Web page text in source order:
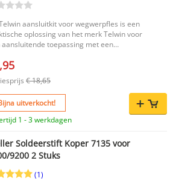
en intensief gebruik. Een
dakbrander voor wie zoekt naar
werken met een sterke, stabiele vlam.
aansluitkit voor wegwerpfles is een
oplossing van het merk Telwin voor
aansluitende toepassing met een
voor wie op zoek is naar een passend
binnen het Telwin-assortiment.
voordelen Origineel product van
Geschikt als aansluitkit voor
Handige en doelgerichte oplossing
Productkenmerken Merk:
voor wegwerpfles
8004897414355 Zo kiest u voor een
aansluitkit die aansluit bij de specificaties
toepassing en de kwaliteit die u van het
Telwin mag verwachten.
€ 18,65
uitverkocht!
1 - 3 werkdagen
Soldeerstift Koper 7135 voor
9200 2 Stuks
(1)